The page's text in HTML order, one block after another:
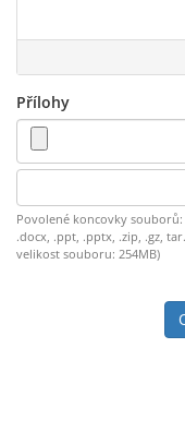
Přílohy
Povolené koncovky
.docx, .ppt, .pptx, .zip, .gz,
velikost souboru: 254MB)